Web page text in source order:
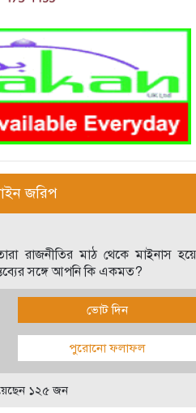
জরিপ
রাজনীতির মাঠ থেকে মাইনাস হয়ে
সঙ্গে আপনি কি একমত?
ভোট দিন
পুরোনো ফলাফল
১২৫ জন